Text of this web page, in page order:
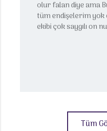
olur falan diye ama
tüm endişelerim yok
ekibi çok saygılı on
Tüm